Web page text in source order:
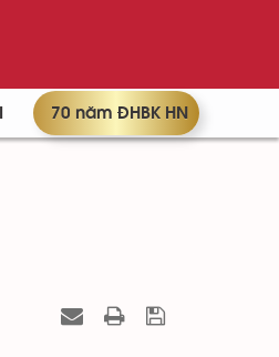
70 năm ĐHBK HN